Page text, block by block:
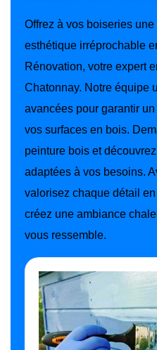
Offrez à vos boiseries
esthétique irréprochable
Rénovation, votre expert
Chatonnay. Notre équipe
avancées pour garantir
vos surfaces en bois.
peinture bois et
adaptées à vos besoins.
valorisez chaque détail
créez une ambiance
vous ressemble.